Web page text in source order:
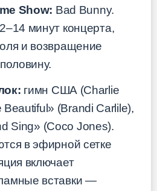
Show: Bad Bunny.
минут концерта,
и возвращение
гимн США (Charlie
(Brandi Carlile),
Sing» (Coco Jones).
в эфирной сетке
включает
вставки —